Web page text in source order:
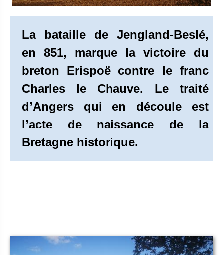
La bataille de Jengland-Beslé,
en 851, marque la victoire du
breton Erispoë contre le franc
Charles le Chauve. Le traité
d’Angers qui en découle est
l’acte de naissance de la
Bretagne historique.